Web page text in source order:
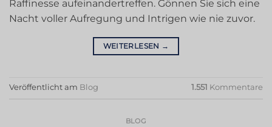
Raffinesse aufeinandertreffen. Gönnen Sie sich eine
Nacht voller Aufregung und Intrigen wie nie zuvor.
WEITERLESEN →
Veröffentlicht am Blog 1.551 Kommentare
BLOG